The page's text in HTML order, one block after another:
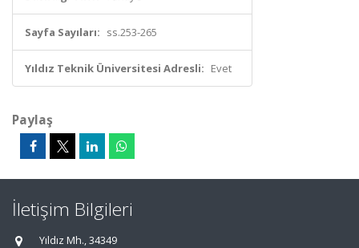
Sayfa Sayıları: ss.253-265
Yıldız Teknik Üniversitesi Adresli: Evet
Paylaş
İletişim Bilgileri
Yıldız Mh., 34349